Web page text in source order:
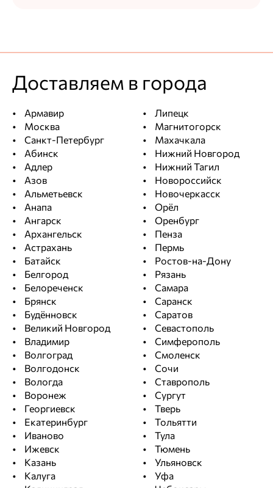
Доставляем в города
Армавир
Москва
Санкт-Петербург
Абинск
Адлер
Азов
Альметьевск
Анапа
Ангарск
Архангельск
Астрахань
Батайск
Белгород
Белореченск
Брянск
Будённовск
Великий Новгород
Владимир
Волгоград
Волгодонск
Вологда
Воронеж
Георгиевск
Екатеринбург
Иваново
Ижевск
Казань
Калуга
Липецк
Магнитогорск
Махачкала
Нижний Новгород
Нижний Тагил
Новороссийск
Новочеркасск
Орёл
Оренбург
Пенза
Пермь
Ростов-на-Дону
Рязань
Самара
Саранск
Саратов
Севастополь
Симферополь
Смоленск
Сочи
Ставрополь
Сургут
Тверь
Тольятти
Тула
Тюмень
Ульяновск
Уфа